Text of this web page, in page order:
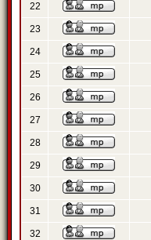
22
23
24
25
26
27
28
29
30
31
32